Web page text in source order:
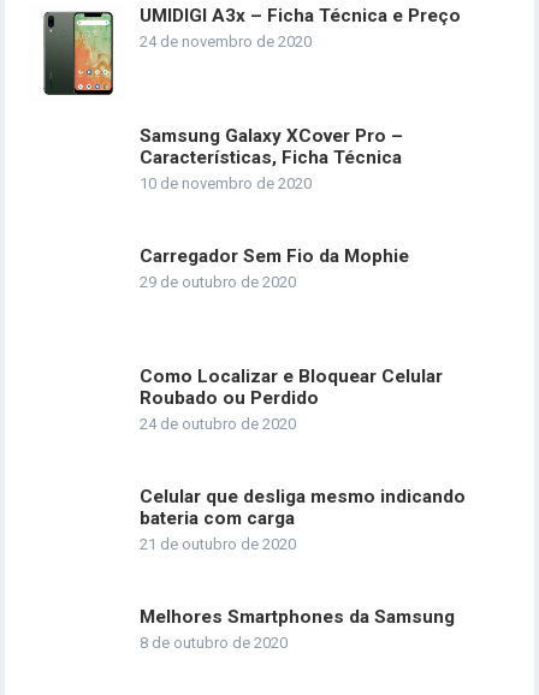
UMIDIGI A3x – Ficha Técnica e Preço
24 de novembro de 2020
Samsung Galaxy XCover Pro –
Características, Ficha Técnica
10 de novembro de 2020
Carregador Sem Fio da Mophie
29 de outubro de 2020
Como Localizar e Bloquear Celular
Roubado ou Perdido
24 de outubro de 2020
Celular que desliga mesmo indicando
bateria com carga
21 de outubro de 2020
Melhores Smartphones da Samsung
8 de outubro de 2020